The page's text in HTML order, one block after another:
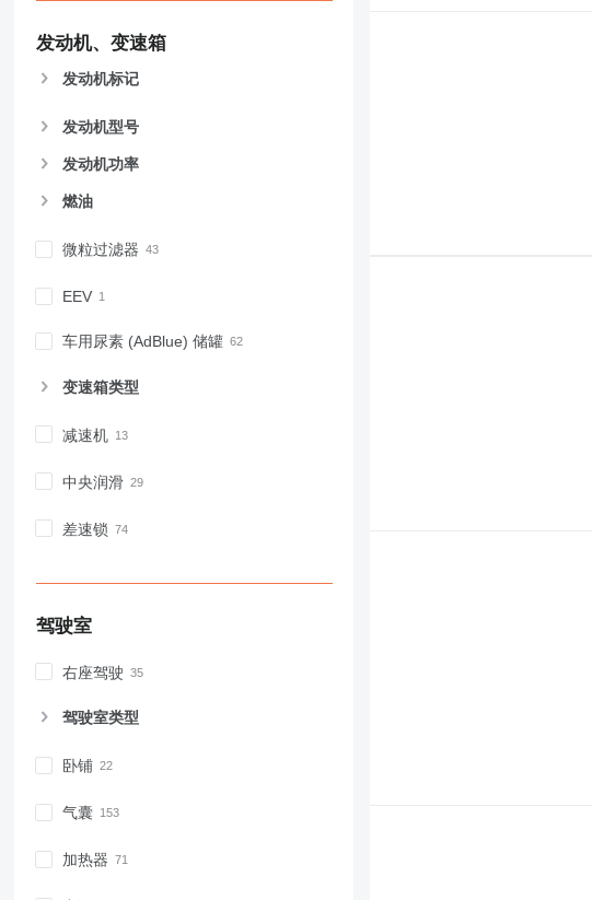
发动机、变速箱
发动机标记
发动机型号
发动机功率
燃油
微粒过滤器
EEV
车用尿素 (AdBlue) 储罐
变速箱类型
减速机
中央润滑
差速锁
驾驶室
右座驾驶
驾驶室类型
卧铺
气囊
加热器